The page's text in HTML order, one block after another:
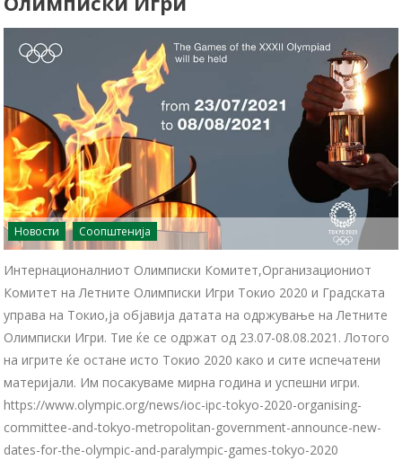
Новости Соопштенија
Интернационалниот Олимписки Комитет,Организациониот
Комитет на Летните Олимписки Игри Токио 2020 и Градската
управа на Токио,ја објавија датата на одржување на Летните
Олимписки Игри. Тие ќе се одржат од 23.07-08.08.2021. Лотого
на игрите ќе остане исто Токио 2020 како и сите испечатени
материјали. Им посакуваме мирна година и успешни игри.
https://www.olympic.org/news/ioc-ipc-tokyo-2020-organising-
committee-and-tokyo-metropolitan-government-announce-new-
dates-for-the-olympic-and-paralympic-games-tokyo-2020